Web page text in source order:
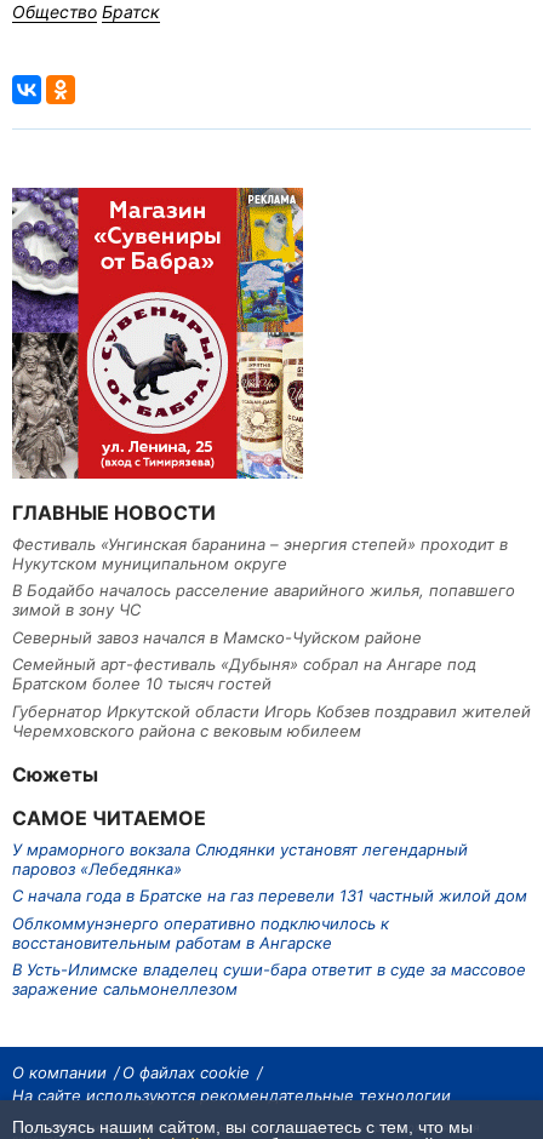
Общество Братск
ГЛАВНЫЕ НОВОСТИ
Фестиваль «Унгинская баранина – энергия степей» проходит в
Нукутском муниципальном округе
В Бодайбо началось расселение аварийного жилья, попавшего
зимой в зону ЧС
Северный завоз начался в Мамско-Чуйском районе
Семейный арт-фестиваль «Дубыня» собрал на Ангаре под
Братском более 10 тысяч гостей
Губернатор Иркутской области Игорь Кобзев поздравил жителей
Черемховского района с вековым юбилеем
Сюжеты
САМОЕ ЧИТАЕМОЕ
У мраморного вокзала Слюдянки установят легендарный
паровоз «Лебедянка»
С начала года в Братске на газ перевели 131 частный жилой дом
Облкоммунэнерго оперативно подключилось к
восстановительным работам в Ангарске
В Усть-Илимске владелец суши-бара ответит в суде за массовое
заражение сальмонеллезом
О компании
О файлах cookie
На сайте используются рекомендательные технологии
На сайте размещаются материалы ИА «Наш Север». Все права охраняются
Пользуясь нашим сайтом, вы соглашаетесь с тем, что мы